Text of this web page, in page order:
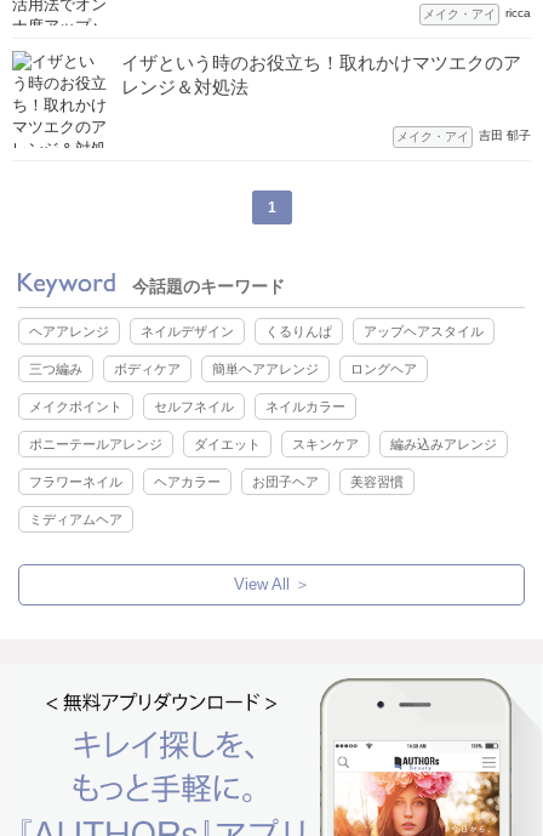
メイク・アイ ricca
イザという時のお役立ち！取れかけマツエクのア
レンジ＆対処法
メイク・アイ 吉田 郁子
1
今話題のキーワード
ヘアアレンジ ネイルデザイン くるりんぱ アップヘアスタイル
三つ編み ボディケア 簡単ヘアアレンジ ロングヘア
メイクポイント セルフネイル ネイルカラー
ポニーテールアレンジ ダイエット スキンケア 編み込みアレンジ
フラワーネイル ヘアカラー お団子ヘア 美容習慣
ミディアムヘア
View All ＞